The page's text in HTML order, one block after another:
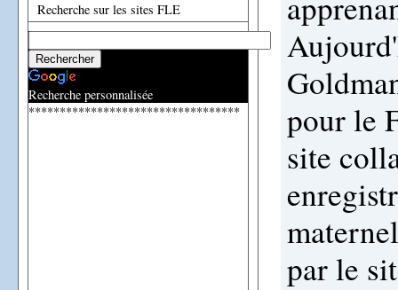
Recherche sur les sites FLE
Recherche personnalisée
**********************************
pour le
site
par le